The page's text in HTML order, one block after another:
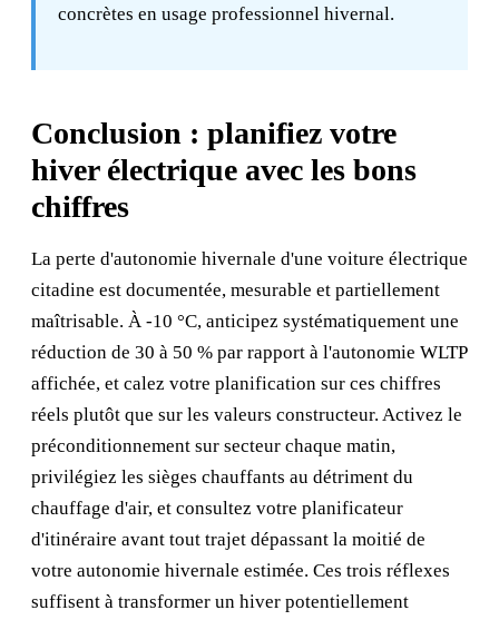
concrètes en usage professionnel hivernal.
Conclusion : planifiez votre
hiver électrique avec les bons
chiffres
La perte d'autonomie hivernale d'une voiture électrique
citadine est documentée, mesurable et partiellement
maîtrisable. À -10 °C, anticipez systématiquement une
réduction de 30 à 50 % par rapport à l'autonomie WLTP
affichée, et calez votre planification sur ces chiffres
réels plutôt que sur les valeurs constructeur. Activez le
préconditionnement sur secteur chaque matin,
privilégiez les sièges chauffants au détriment du
chauffage d'air, et consultez votre planificateur
d'itinéraire avant tout trajet dépassant la moitié de
votre autonomie hivernale estimée. Ces trois réflexes
suffisent à transformer un hiver potentiellement